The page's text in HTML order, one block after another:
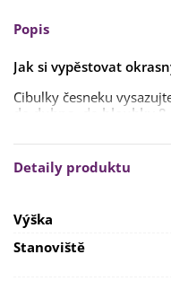
Popis
Jak si vypěstovat
Cibulky česneku
do
dubna , do hloubky
Rostlinám se bude dařit
lehčíapropustnou půdou
Česnek je
zimu venku
Detaily produktu
Výška
Stanoviště